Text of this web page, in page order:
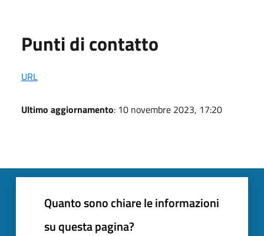
Punti di contatto
URL
Ultimo aggiornamento: 10 novembre 2023, 17:20
Quanto sono chiare le informazioni
su questa pagina?